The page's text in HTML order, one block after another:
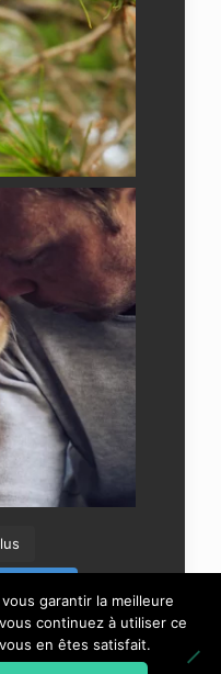
garantir la meilleure
continuez à utiliser ce
en êtes satisfait.